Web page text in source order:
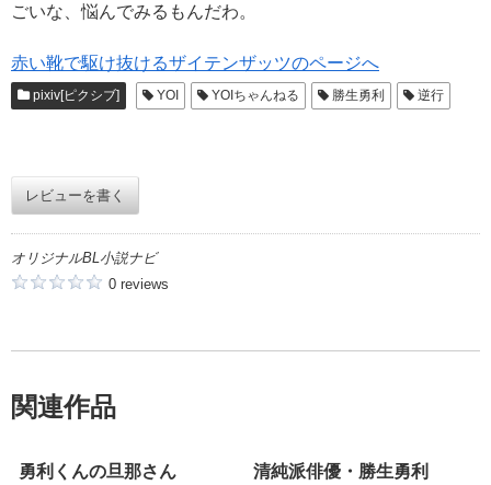
ごいな、悩んでみるもんだわ。
赤い靴で駆け抜けるザイテンザッツのページへ
pixiv[ピクシブ] YOI YOIちゃんねる 勝生勇利 逆行
レビューを書く
オリジナルBL小説ナビ
0 reviews
関連作品
勇利くんの旦那さん 清純派俳優・勝生勇利